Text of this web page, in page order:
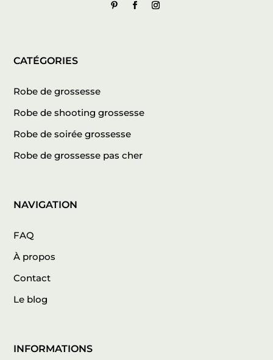
CATÉGORIES
Robe de grossesse
Robe de shooting grossesse
Robe de soirée grossesse
Robe de grossesse pas cher
NAVIGATION
FAQ
À propos
Contact
Le blog
INFORMATIONS